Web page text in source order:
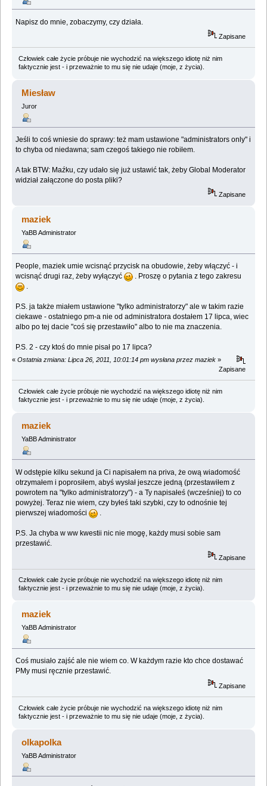
Napisz do mnie, zobaczymy, czy działa.
Zapisane
Człowiek całe życie próbuje nie wychodzić na większego idiotę niż nim
faktycznie jest - i przeważnie to mu się nie udaje (moje, z życia).
Miesław
Juror
Jeśli to coś wniesie do sprawy: też mam ustawione "administrators only" i
to chyba od niedawna; sam czegoś takiego nie robiłem.
A tak BTW: Maźku, czy udało się już ustawić tak, żeby Global Moderator
widział załączone do posta pliki?
Zapisane
maziek
YaBB Administrator
People, maziek umie wcisnąć przycisk na obudowie, żeby włączyć - i
wcisnąć drugi raz, żeby wyłączyć
. Proszę o pytania z tego zakresu
.
P.S. ja także miałem ustawione "tylko administratorzy" ale w takim razie
ciekawe - ostatniego pm-a nie od administratora dostałem 17 lipca, wiec
albo po tej dacie "coś się przestawiło" albo to nie ma znaczenia.
P.S. 2 - czy ktoś do mnie pisał po 17 lipca?
« Ostatnia zmiana: Lipca 26, 2011, 10:01:14 pm wysłana przez maziek »
Zapisane
Człowiek całe życie próbuje nie wychodzić na większego idiotę niż nim
faktycznie jest - i przeważnie to mu się nie udaje (moje, z życia).
maziek
YaBB Administrator
W odstępie kilku sekund ja Ci napisałem na priva, że ową wiadomość
otrzymałem i poprosiłem, abyś wysłał jeszcze jedną (przestawiłem z
powrotem na "tylko administratorzy") - a Ty napisałeś (wcześniej) to co
powyżej. Teraz nie wiem, czy byłeś taki szybki, czy to odnośnie tej
pierwszej wiadomości
.
P.S. Ja chyba w ww kwestii nic nie mogę, każdy musi sobie sam
przestawić.
Zapisane
Człowiek całe życie próbuje nie wychodzić na większego idiotę niż nim
faktycznie jest - i przeważnie to mu się nie udaje (moje, z życia).
maziek
YaBB Administrator
Coś musiało zajść ale nie wiem co. W każdym razie kto chce dostawać
PMy musi ręcznie przestawić.
Zapisane
Człowiek całe życie próbuje nie wychodzić na większego idiotę niż nim
faktycznie jest - i przeważnie to mu się nie udaje (moje, z życia).
olkapolka
YaBB Administrator